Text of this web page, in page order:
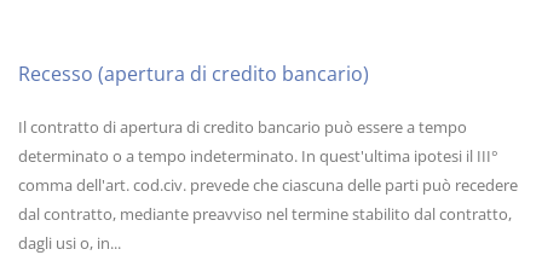
Recesso (apertura di credito bancario)
Il contratto di apertura di credito bancario può essere a tempo
determinato o a tempo indeterminato. In quest'ultima ipotesi il III°
comma dell'art. cod.civ. prevede che ciascuna delle parti può recedere
dal contratto, mediante preavviso nel termine stabilito dal contratto,
dagli usi o, in...